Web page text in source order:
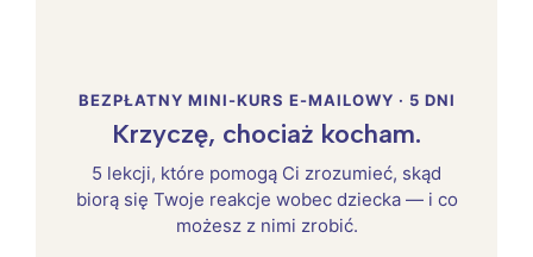
BEZPŁATNY MINI-KURS E-MAILOWY · 5 DNI
Krzyczę, chociaż kocham.
5 lekcji, które pomogą Ci zrozumieć, skąd
biorą się Twoje reakcje wobec dziecka — i co
możesz z nimi zrobić.